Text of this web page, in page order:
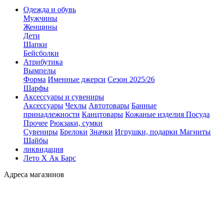
Одежда и обувь
Мужчины
Женщины
Дети
Шапки
Бейсболки
Атрибутика
Вымпелы
Форма Именные джерси Сезон 2025/26
Шарфы
Аксессуары и сувениры
Аксессуары Чехлы Автотовары Банные
принадлежности Канцтовары Кожаные изделия Посуда
Прочее Рюкзаки, сумки
Сувениры Брелоки Значки Игрушки, подарки Магниты
Шайбы
ликвидация
Лето Х Ак Барс
Адреса магазинов